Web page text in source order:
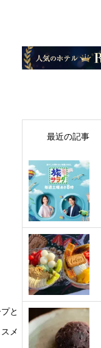
と
メ
最近の記事